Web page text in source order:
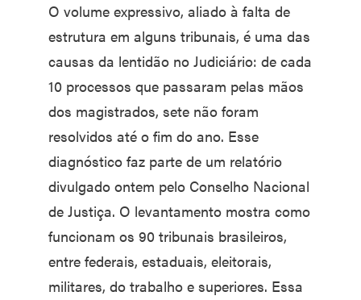
O volume expressivo, aliado à falta de
estrutura em alguns tribunais, é uma das
causas da lentidão no Judiciário: de cada
10 processos que passaram pelas mãos
dos magistrados, sete não foram
resolvidos até o fim do ano. Esse
diagnóstico faz parte de um relatório
divulgado ontem pelo Conselho Nacional
de Justiça. O levantamento mostra como
funcionam os 90 tribunais brasileiros,
entre federais, estaduais, eleitorais,
militares, do trabalho e superiores. Essa